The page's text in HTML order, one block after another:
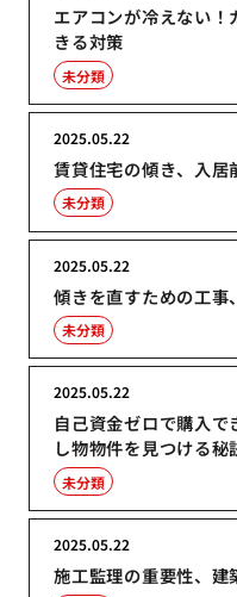
エアコンが冷えない
きる対策
未分類
賃貸住宅の傾き、入
2025.05.22
未分類
傾きを直すための工事
2025.05.22
未分類
自己資金ゼロで購入
し物物件を見つける秘
2025.05.22
未分類
施工監理の重要性、建
2025.05.22